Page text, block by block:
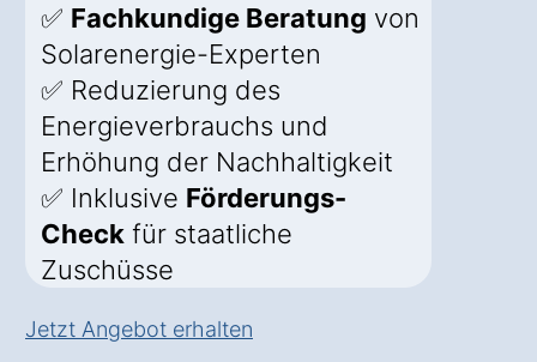
✅ Fachkundige Beratung von
Solarenergie-Experten
✅ Reduzierung des
Energieverbrauchs und
Erhöhung der Nachhaltigkeit
✅ Inklusive Förderungs-
Check für staatliche
Zuschüsse
Jetzt Angebot erhalten